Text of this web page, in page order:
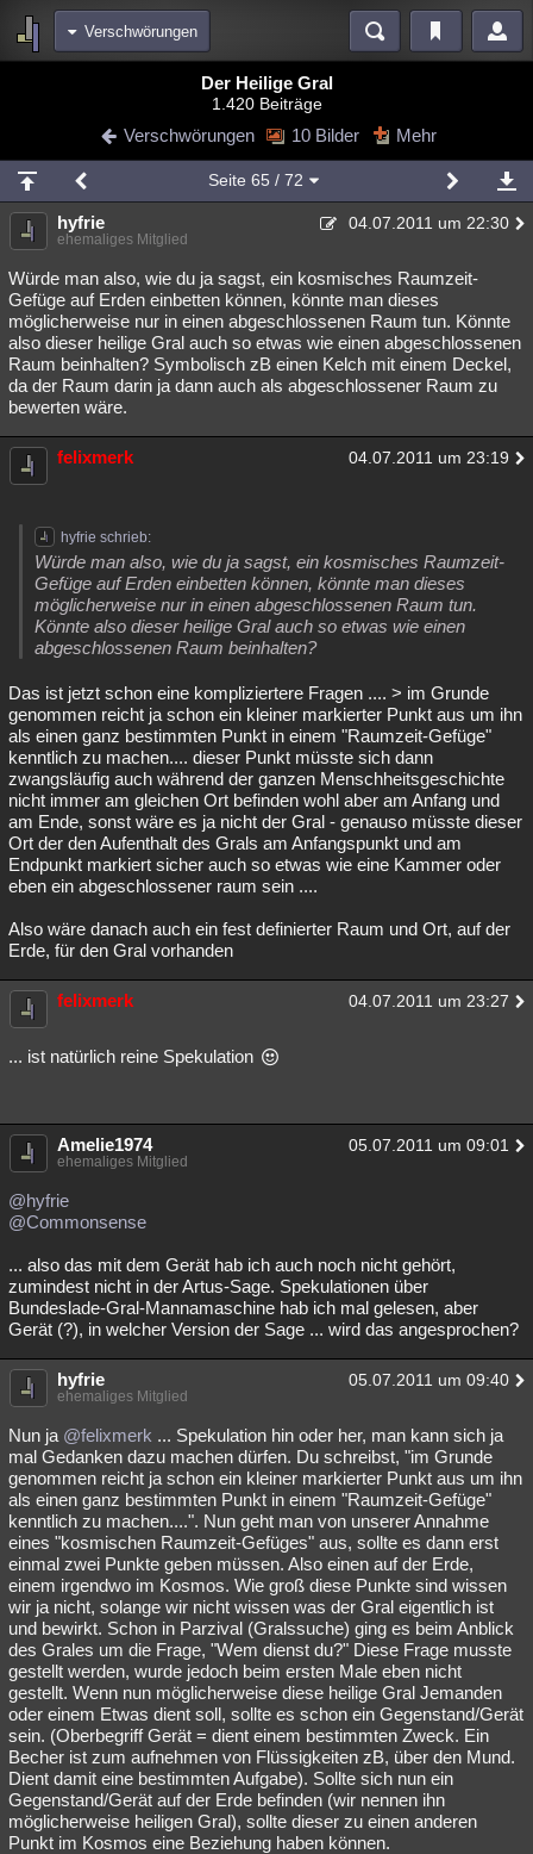
Verschwörungen
Blogs Videos
Chat Wiki Neuigkeiten
meine Rubriken
Menschen Mystery Kriminalfälle
Spiritualität Verschwörungen Technologie Ufologie
Natur Umfragen Unterhaltung
weitere Rubriken
Philosophie Träume Orte Esoterik Literatur
Astronomie Helpdesk Gruppen Gaming Filme
Musik
Übersichten
Besucht Teilgenommen Alle Neue Geschlossen
Lesenswert Schlüsselwörter
Der Heilige Gral
1.420 Beiträge
Verschwörungen 10 Bilder Mehr
Seite 65 / 72
hyfrie 04.07.2011 um 22:30
ehemaliges Mitglied
Würde man also, wie du ja sagst, ein kosmisches Raumzeit-
Gefüge auf Erden einbetten können, könnte man dieses
möglicherweise nur in einen abgeschlossenen Raum tun. Könnte
also dieser heilige Gral auch so etwas wie einen abgeschlossenen
Raum beinhalten? Symbolisch zB einen Kelch mit einem Deckel,
da der Raum darin ja dann auch als abgeschlossener Raum zu
bewerten wäre.
felixmerk 04.07.2011 um 23:19
hyfrie schrieb:
Würde man also, wie du ja sagst, ein kosmisches Raumzeit-
Gefüge auf Erden einbetten können, könnte man dieses
möglicherweise nur in einen abgeschlossenen Raum tun.
Könnte also dieser heilige Gral auch so etwas wie einen
abgeschlossenen Raum beinhalten?
Das ist jetzt schon eine kompliziertere Fragen .... > im Grunde
genommen reicht ja schon ein kleiner markierter Punkt aus um ihn
als einen ganz bestimmten Punkt in einem "Raumzeit-Gefüge"
kenntlich zu machen.... dieser Punkt müsste sich dann
zwangsläufig auch während der ganzen Menschheitsgeschichte
nicht immer am gleichen Ort befinden wohl aber am Anfang und
am Ende, sonst wäre es ja nicht der Gral - genauso müsste dieser
Ort der den Aufenthalt des Grals am Anfangspunkt und am
Endpunkt markiert sicher auch so etwas wie eine Kammer oder
eben ein abgeschlossener raum sein ....
Also wäre danach auch ein fest definierter Raum und Ort, auf der
Erde, für den Gral vorhanden
felixmerk 04.07.2011 um 23:27
... ist natürlich reine Spekulation
Amelie1974 05.07.2011 um 09:01
ehemaliges Mitglied
@hyfrie
@Commonsense
... also das mit dem Gerät hab ich auch noch nicht gehört,
zumindest nicht in der Artus-Sage. Spekulationen über
Bundeslade-Gral-Mannamaschine hab ich mal gelesen, aber
Gerät (?), in welcher Version der Sage ... wird das angesprochen?
hyfrie 05.07.2011 um 09:40
ehemaliges Mitglied
Nun ja @felixmerk ... Spekulation hin oder her, man kann sich ja
mal Gedanken dazu machen dürfen. Du schreibst, "im Grunde
genommen reicht ja schon ein kleiner markierter Punkt aus um ihn
als einen ganz bestimmten Punkt in einem "Raumzeit-Gefüge"
kenntlich zu machen....". Nun geht man von unserer Annahme
eines "kosmischen Raumzeit-Gefüges" aus, sollte es dann erst
einmal zwei Punkte geben müssen. Also einen auf der Erde,
einem irgendwo im Kosmos. Wie groß diese Punkte sind wissen
wir ja nicht, solange wir nicht wissen was der Gral eigentlich ist
und bewirkt. Schon in Parzival (Gralssuche) ging es beim Anblick
des Grales um die Frage, "Wem dienst du?" Diese Frage musste
gestellt werden, wurde jedoch beim ersten Male eben nicht
gestellt. Wenn nun möglicherweise diese heilige Gral Jemanden
oder einem Etwas dient soll, sollte es schon ein Gegenstand/Gerät
sein. (Oberbegriff Gerät = dient einem bestimmten Zweck. Ein
Becher ist zum aufnehmen von Flüssigkeiten zB, über den Mund.
Dient damit eine bestimmten Aufgabe). Sollte sich nun ein
Gegenstand/Gerät auf der Erde befinden (wir nennen ihn
möglicherweise heiligen Gral), sollte dieser zu einen anderen
Punkt im Kosmos eine Beziehung haben können.